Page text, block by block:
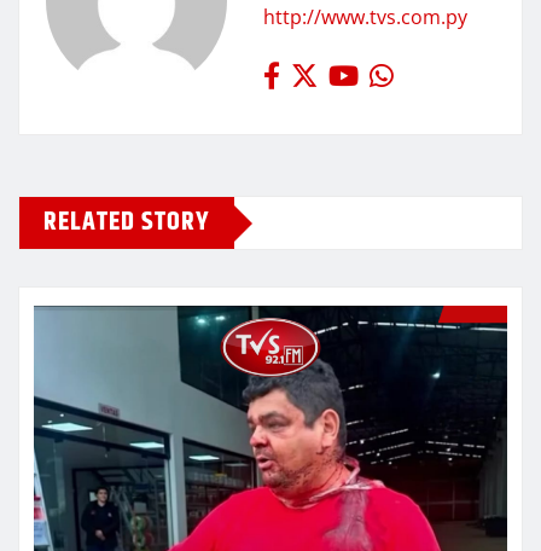
http://www.tvs.com.py
RELATED STORY